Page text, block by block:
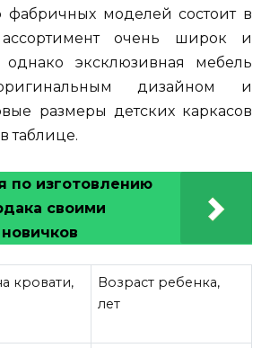
фабричных моделей состоит в
очень широк и
однако эксклюзивная мебель
дизайном и
размеры детских каркасов
таблице.
по изготовлению
своими
кровати,
Возраст ребенка,
лет